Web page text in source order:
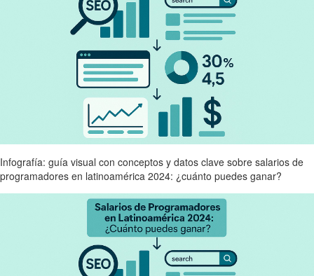
Infografía: guía visual con conceptos y datos clave sobre salarios de
programadores en latinoamérica 2024: ¿cuánto puedes ganar?